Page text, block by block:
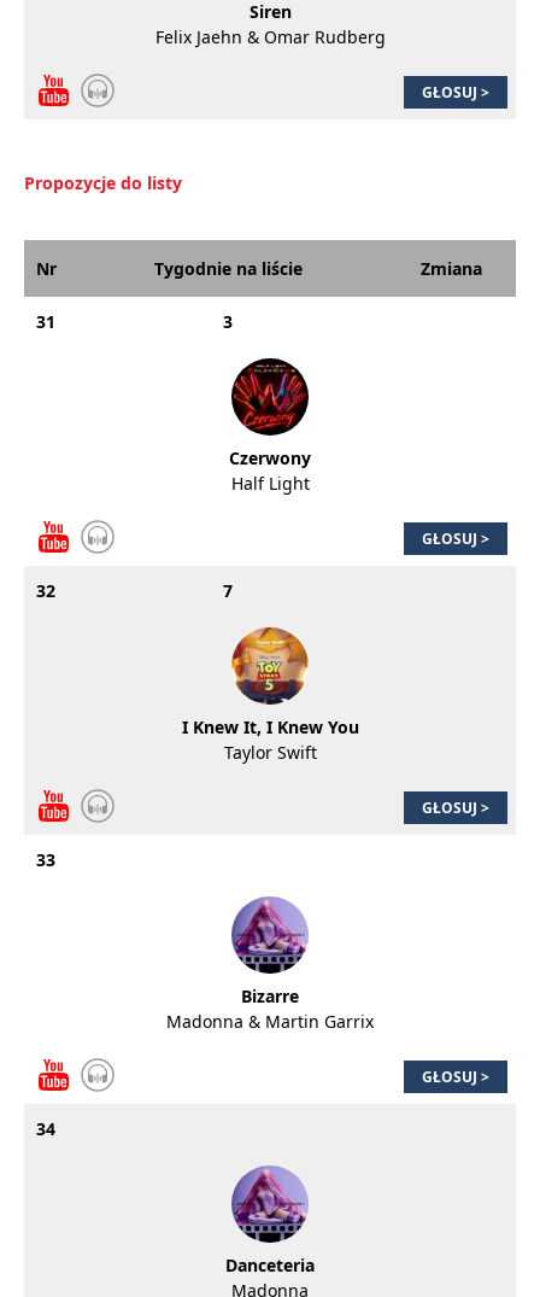
Siren
Felix Jaehn & Omar Rudberg
GŁOSUJ >
Propozycje do listy
Nr Tygodnie na liście Zmiana
31 3
Czerwony
Half Light
GŁOSUJ >
32 7
I Knew It, I Knew You
Taylor Swift
GŁOSUJ >
33
Bizarre
Madonna & Martin Garrix
GŁOSUJ >
34
Danceteria
Madonna